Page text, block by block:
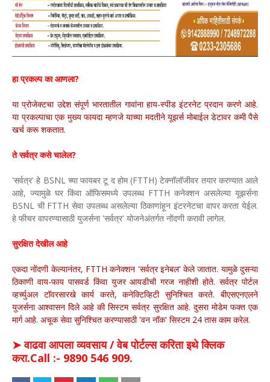
हा प्रकल्प का आणला?
या प्रोजेक्टचा उद्देश संपूर्ण भारतातील गावांना हाय-स्पीड इंटरनेट प्रदान करणे आहे.
या प्रकल्पाचा एक मुख्य फायदा म्हणजे याच्या मदतीने यूझर्स मोबाईल डेटावर कमी पैसे
खर्च करू शकतात.
ते सर्वत्र कसे चालेल?
'सर्वत्र' हे BSNL च्या फायबर टू द होम (FTTH) टेक्नॉलॉजीवर तयार करण्यात आले
आहे, ज्यामुळे घर किंवा ऑफिसमध्ये उपलब्ध FTTH कनेक्शन असलेल्या यूझर्सना
BSNL ची FTTH सेवा उपलब्ध असलेल्या ठिकाणांहून इंटरनेटचा वापर करता येईल.
हे फीचर वापरण्यासाठी युजर्सना 'सर्वत्र' योजनेअंतर्गत नोंदणी करावी लागेल.
सुरक्षित देखील आहे
एकदा नोंदणी केल्यानंतर, FTTH कनेक्शन 'सर्वत्र इनेबल' केले जातात. यामुळे दुसऱ्या
ठिकाणी वाय-फाय पासवर्ड किंवा युजर आयडीची गरज नाहीशी होते. सर्वत्र पोर्टल
व्हर्च्युअल टॉवरसारखे कार्य करते, कनेक्टिव्हिटी सुनिश्चित करते. बीएसएनएलने
युजर्सना आश्वासन दिले आहे की सिस्टम सर्वत्र सुरक्षित आहे. दुसरा मोडेम फक्त एक
मार्ग आहे. अचूक सेवा सुनिश्चित करण्यासाठी 'वन नॉक' सिस्टम 24 तास काम करेल.
➤ वाढवा आपला व्यवसाय / वेब पोर्टल्स करिता इथे क्लिक
करा.Call :- 9890 546 909.